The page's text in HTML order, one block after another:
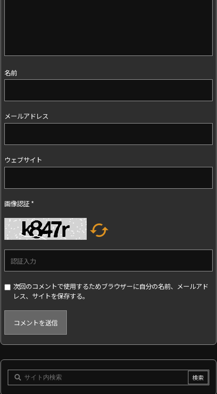
名前
メールアドレス
ウェブサイト
画像認証 *

次回のコメントで使用するためブラウザーに自分の名前、メールアド
レス、サイトを保存する。